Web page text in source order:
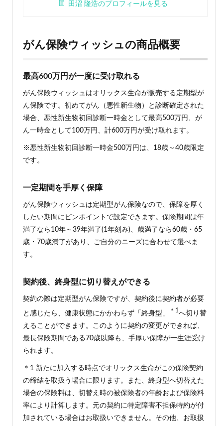
田沼 隆浩のプロフィールを見る
がん保険ウィッシュの商品概要
最高600万円が一度に受け取れる
がん保険ウィッシュはオリックス生命が販売する定期型が
ん保険です。初めてがん（悪性新生物）と診断確定された
場合、悪性新生物初回診断一時金として最高500万円、が
ん一時金として100万円、計600万円が受け取れます。
※悪性新生物初回診断一時金500万円は、18歳～40歳限定
です。
一定期間を手厚く保障
がん保険ウィッシュは定期型がん保険なので、保障を厚く
したい期間にピンポイントで設定できます。保険期間は年
満了なら10年～39年満了(1年刻み)、歳満了なら60歳・65
歳・70歳満了があり、ご自分のニーズに合わせて選べま
す。
契約後、終身型に切り替えができる
契約の際は定期型がん保険ですが、契約後に契約者が必要
と感じたら、健康状態にかかわらず「終身型」 ＊1へ切り替
えることができます。このように契約の変更ができれば、
最長保険期間である70歳以降も、手厚い保障が一生涯受け
られます。
＊1 新たに加入する時点でオリックス生命がこの保険契約
の締結を取扱う場合に限ります。また、終身型へ切替えた
場合の保険料は、切替え時の被保険者の年齢および保険料
率により計算します。元の契約に特定障害不担保特約が付
加されている場合はお取扱いできません。その他、お取扱